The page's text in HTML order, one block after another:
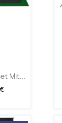
Mit...